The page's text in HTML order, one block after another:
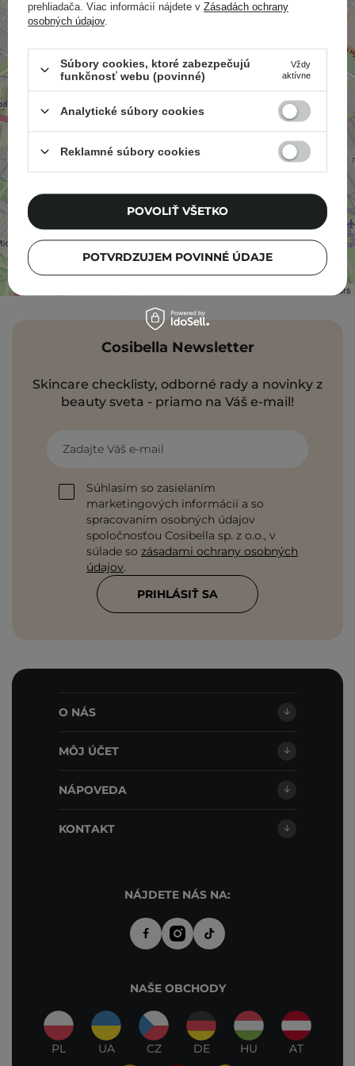
Mineralna 15A, budynek D3
02-274 Warszawa
contributors
Cosibella Newsletter
Skincare checklisty, odborné rady a novinky z
beauty sveta - priamo na Váš e-mail!
Zadajte Váš e-mail
Súhlasím so zasielaním
marketingových informácií a so
spracovaním osobných údajov
spoločnosťou Cosibella sp. z o.o., v
súlade so zásadami ochrany osobných
údajov.
PRIHLÁSIŤ SA
O NÁS
MÔJ ÚČET
NÁPOVEDA
KONTAKT
NÁJDETE NÁS NA:
NAŠE OBCHODY
PL UA CZ DE HU AT
prehliadača. Viac informácií nájdete v Zásadách ochrany
osobných údajov.
Súbory cookies, ktoré zabezpečujú
funkčnosť webu (povinné)
Vždy
aktívne
Analytické súbory cookies
Reklamné súbory cookies
POTVRDZUJEM POVINNÉ ÚDAJE
POVOLIŤ VŠETKO